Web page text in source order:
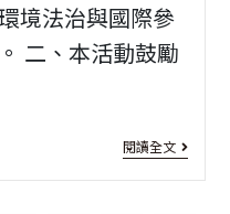
作
比
式
暨
境法治與國際參
二、本活動鼓勵
閱讀全文 [繪
畫